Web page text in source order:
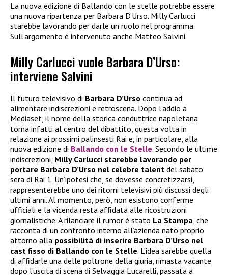
La nuova edizione di Ballando con le stelle potrebbe essere
una nuova ripartenza per Barbara D’Urso. Milly Carlucci
starebbe lavorando per darle un ruolo nel programma.
Sull’argomento è intervenuto anche Matteo Salvini.
Milly Carlucci vuole Barbara D’Urso:
interviene Salvini
Il futuro televisivo di Barbara D’Urso continua ad
alimentare indiscrezioni e retroscena. Dopo l’addio a
Mediaset, il nome della storica conduttrice napoletana
torna infatti al centro del dibattito, questa volta in
relazione ai prossimi palinsesti Rai e, in particolare, alla
nuova edizione di Ballando con le Stelle. Secondo le ultime
indiscrezioni, Milly Carlucci starebbe lavorando per
portare Barbara D’Urso nel celebre talent del sabato
sera di Rai 1. Un’ipotesi che, se dovesse concretizzarsi,
rappresenterebbe uno dei ritorni televisivi più discussi degli
ultimi anni. Al momento, però, non esistono conferme
ufficiali e la vicenda resta affidata alle ricostruzioni
giornalistiche. A rilanciare il rumor è stato La Stampa, che
racconta di un confronto interno all’azienda nato proprio
attorno alla possibilità di inserire Barbara D’Urso nel
cast fisso di Ballando con le Stelle. L’idea sarebbe quella
di affidarle una delle poltrone della giuria, rimasta vacante
dopo l’uscita di scena di Selvaggia Lucarelli, passata a